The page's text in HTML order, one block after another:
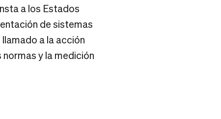
a los Estados
de sistemas
a la acción
y la medición